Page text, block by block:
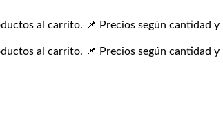
al carrito. 📌 Precios según cantidad
al carrito. 📌 Precios según cantidad